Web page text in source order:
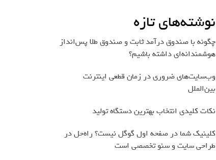
نوشته‌های تازه
چگونه با صندوق درآمد ثابت و صندوق طلا پس‌انداز
هوشمندانه‌ای داشته باشیم؟
وب‌سایت‌های ضروری در زمان قطعی اینترنت
بین‌الملل
نکات کلیدی انتخاب بهترین دستگاه تولید
کلینیک شما در صفحه اول گوگل نیست؟ راه‌حل در
طراحی سایت و سئو تخصصی است